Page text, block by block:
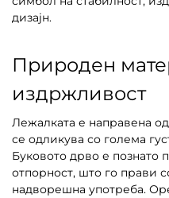
дизајн.
Природен
издржливост
Лежалката е направена
се одликува со голема
Буковото дрво е познато
отпорност, што го прави
надворешна употреба.